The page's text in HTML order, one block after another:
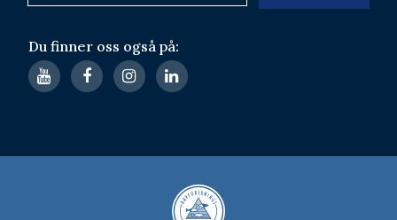
Du finner oss også på: